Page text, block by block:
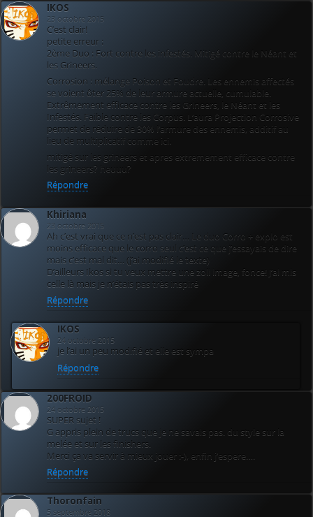
IKOS
23 octobre 2015
C’est clair!
petite erreur :
2ème Duo : Fort contre les infestés. Mitigé contre le Néant et
les Grineers.
Corrosion : mélange Poison et Foudre. Les ennemis affectés
se voient ôter 25% de leur armure actuelle, cumulable.
Extrêmement efficace contre les Grineers, le Néant et les
Infestés. Faible contre les Corpus. L’aura Projection Corrosive
permet de réduire de 30% l’armure des ennemis, additif au
lieu de multiplicatif comme ici.
mitigé sur les grineers et apres extremement efficace contre
les grineers? heuuu?
Répondre
Khiriana
23 octobre 2015
Ah c’est vrai que ce n’est pas clair… Le duo Corro + explo est
moins efficace que le corro seul c’est ce que j’essayais de dire
mais c’est mal dit… (j’ai modifié le texte)
D’ailleurs Ikos si tu veux mettre une zoli image, fonce! J’ai mis
celle là mais je n’étais pas très inspiré
Répondre
IKOS
24 octobre 2015
je l’ai un peu modifié et elle est sympa
Répondre
200FROID
24 octobre 2015
SUPER sujet !
G appris plein de trucs que je ne savais pas. du style sur la
melée et sur les finishers.
Merci ça va servir à mieux jouer :-), enfin j’espere….
Répondre
Thoronfain
5 septembre 2018